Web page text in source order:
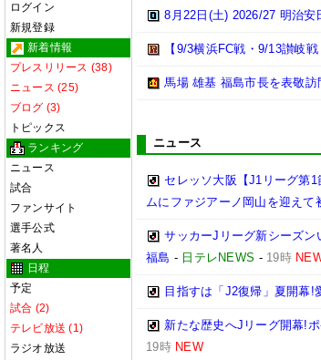
ログイン
新規登録
新着情報
プレスリリース (38)
ニュース (25)
ブログ (3)
トピックス
ランキング
ニュース
試合
ファンサイト
選手公式
著名人
日程
予定
試合 (2)
テレビ放送 (1)
ラジオ放送
8月22日(土) 2026/27 明治
【9/3横浜FC戦・9/13讃岐
馬場 雄基 福島市長を表敬訪
ニュース
セレッソ大阪【J1リーグ第
ムにファジアーノ岡山を迎えて
サッカーJリーグ新シーズ
福島 - 日テレNEWS - 19時
目指すは「J2復帰」夏開幕!
新たな歴史へJリーグ開幕!
19時 NEW